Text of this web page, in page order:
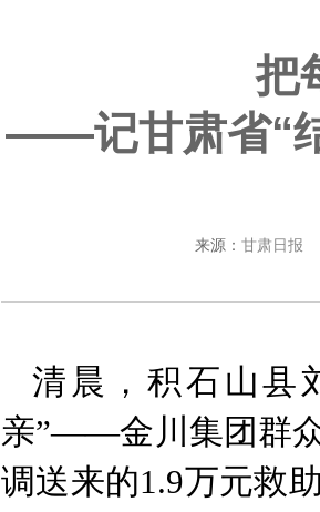
把
——记甘肃省“
来源： 甘肃日报
清晨，积石山县
亲”——金川集团群
调送来的1.9万元救